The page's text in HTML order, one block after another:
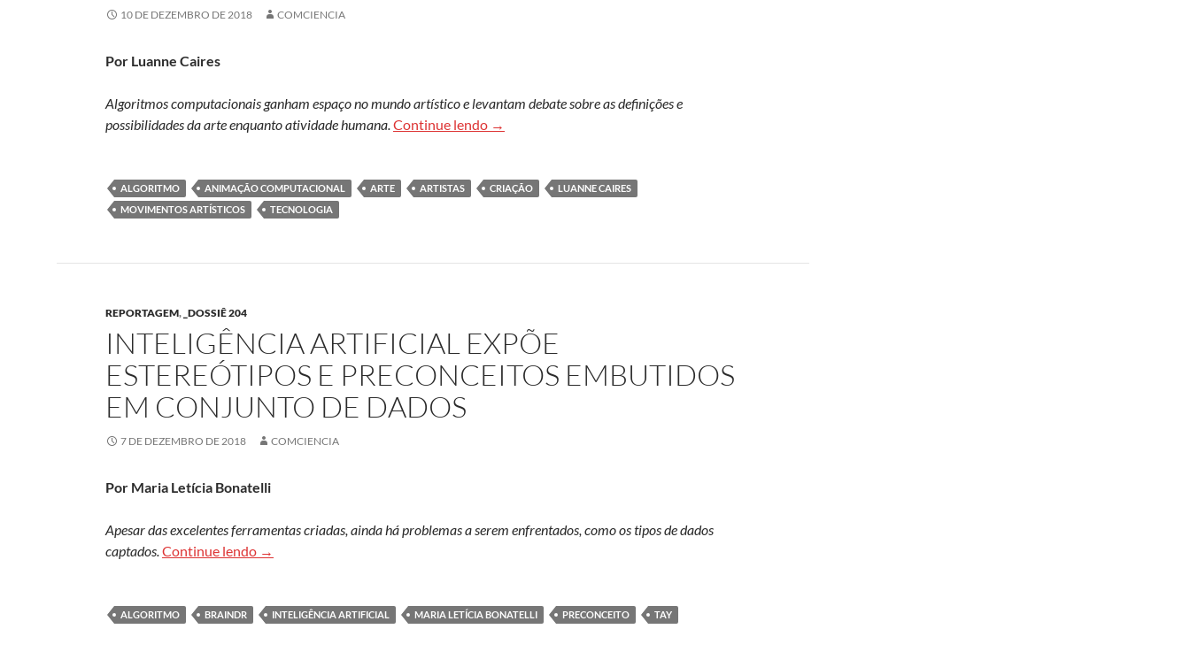
10 DE DEZEMBRO DE 2018 COMCIENCIA
Por Luanne Caires
Algoritmos computacionais ganham espaço no mundo artístico e levantam debate sobre as definições e
possibilidades da arte enquanto atividade humana.Continue lendo Arte criada por algoritmos
→
ALGORITMO ANIMAÇÃO COMPUTACIONAL ARTE ARTISTAS CRIAÇÃO
LUANNE CAIRES
MOVIMENTOS ARTÍSTICOS
TECNOLOGIA
REPORTAGEM, _DOSSIÊ 204
INTELIGÊNCIA ARTIFICIAL EXPÕE
ESTEREÓTIPOS E PRECONCEITOS EMBUTIDOS
EM CONJUNTO DE DADOS
7 DE DEZEMBRO DE 2018 COMCIENCIA
Por Maria Letícia Bonatelli
Apesar das excelentes ferramentas criadas, ainda há problemas a serem enfrentados, como os tipos de dados
captados.Continue lendo Inteligência artificial expõe estereótipos e preconceitos embutidos em conjunto de dados
→
ALGORITMO BRAINDR INTELIGÊNCIA ARTIFICIAL MARIA LETÍCIA BONATELLI PRECONCEITO TAY